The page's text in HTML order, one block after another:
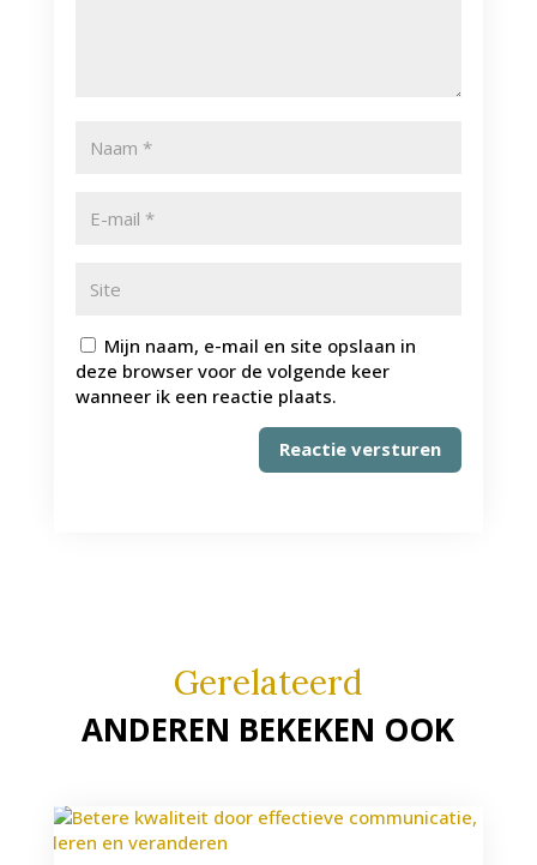
Mijn naam, e-mail en site opslaan in
deze browser voor de volgende keer
wanneer ik een reactie plaats.
Reactie versturen
Gerelateerd
ANDEREN BEKEKEN OOK